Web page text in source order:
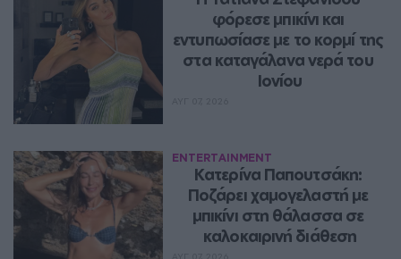
φόρεσε μπικίνι και
εντυπωσίασε με το κορμί της
στα καταγάλανα νερά του
Ιονίου
ENTERTAINMENT
Κατερίνα Παπουτσάκη:
Ποζάρει χαμογελαστή με
μπικίνι στη θάλασσα σε
καλοκαιρινή διάθεση